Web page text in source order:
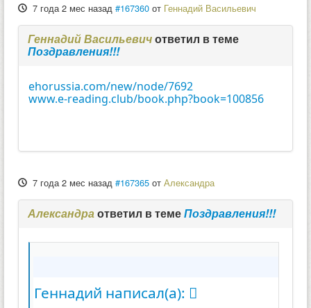
7 года 2 мес назад #167360 от Геннадий Васильевич
Геннадий Васильевичответил в теме
Поздравления!!!
ehorussia.com/new/node/7692
www.e-reading.club/book.php?book=100856
7 года 2 мес назад #167365 отАлександра
Александраответил в темеПоздравления!!!
Геннадий написал(а):